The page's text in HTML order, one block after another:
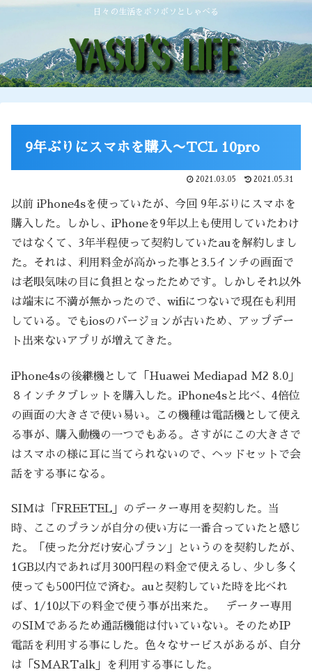
日々の生活をボソボソとしゃべる
9年ぶりにスマホを購入〜TCL 10pro
2021.03.05 2021.05.31
以前 iPhone4sを使っていたが、今回 9年ぶりにスマホを
購入した。しかし、iPhoneを9年以上も使用していたわけ
ではなくて、3年半程使って契約していたauを解約しまし
た。それは、利用料金が高かった事と3.5インチの画面で
は老眼気味の目に負担となったためです。しかしそれ以外
は端末に不満が無かったので、wifiにつないで現在も利用
している。でもiosのバージョンが古いため、アップデー
ト出来ないアプリが増えてきた。
iPhone4sの後継機として「Huawei Mediapad M2 8.0」
８インチタブレットを購入した。iPhone4sと比べ、4倍位
の画面の大きさで使い易い。この機種は電話機として使え
る事が、購入動機の一つでもある。さすがにこの大きさで
はスマホの様に耳に当てられないので、ヘッドセットで会
話をする事になる。
SIMは「FREETEL」のデーター専用を契約した。当
時、ここのプランが自分の使い方に一番合っていたと感じ
た。「使った分だけ安心プラン」というのを契約したが、
1GB以内であれば月300円程の料金で使えるし、少し多く
使っても500円位で済む。auと契約していた時を比べれ
ば、1/10以下の料金で使う事が出来た。 データー専用
のSIMであるため通話機能は付いていない。そのためIP
電話を利用する事にした。色々なサービスがあるが、自分
は「SMARTalk」を利用する事にした。